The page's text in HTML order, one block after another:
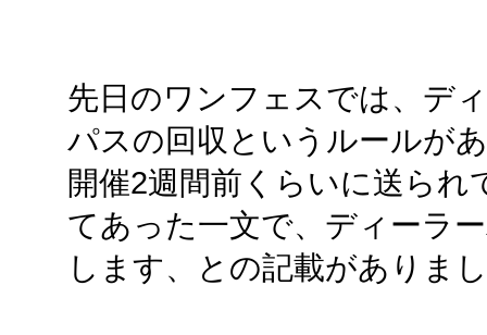
先日のワンフェスでは、デ
パスの回収というルールが
開催2週間前くらいに送ら
てあった一文で、ディーラ
します、との記載がありま